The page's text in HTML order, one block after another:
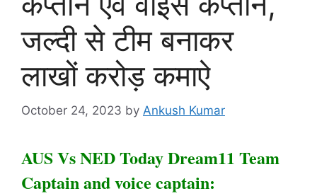
जल्दी से टीम बनाकर
लाखों करोड़ कमाऐ
October 24, 2023 by Ankush Kumar
AUS Vs NED Today Dream11 Team
Captain and voice captain: